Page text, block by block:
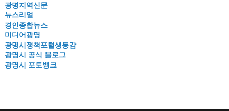
광명지역신문
뉴스리얼
경인종합뉴스
미디어광명
광명시정책포털생동감
광명시 공식 블로그
광명시 포토뱅크